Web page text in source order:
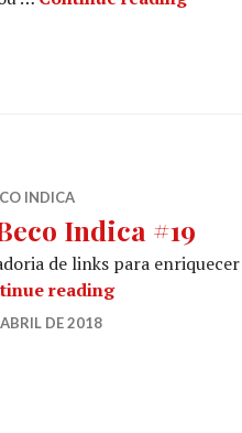
INDICA
Indica #19
de links para
readingO Beco Indica
DE 2018